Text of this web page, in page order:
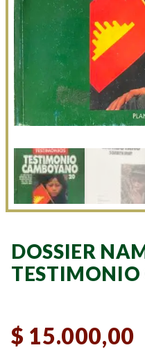
DOSSIER
$ 15.000,00